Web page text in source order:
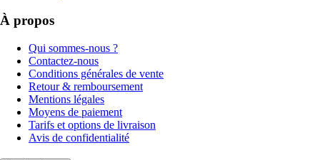
À propos
Qui sommes-nous ?
Contactez-nous
Conditions générales de vente
Retour & remboursement
Mentions légales
Moyens de paiement
Tarifs et options de livraison
Avis de confidentialité